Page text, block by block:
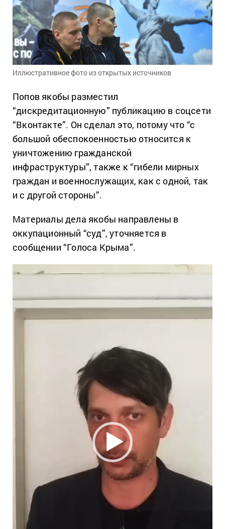
Иллюстративное фото из открытых источников
Попов якобы разместил
“дискредитационную” публикацию в соцсети
“Вконтакте”. Он сделал это, потому что “с
большой обеспокоенностью относится к
уничтожению гражданской
инфраструктуры”, также к “гибели мирных
граждан и военнослужащих, как с одной, так
и с другой стороны”.
Материалы дела якобы направлены в
оккупационный “суд”, уточняется в
сообщении “Голоса Крыма”.
Video